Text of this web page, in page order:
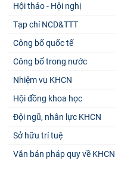
Hội thảo - Hội nghị
Tạp chí NCD&TTT
Công bố quốc tế
Công bố trong nước
Nhiệm vụ KHCN
Hội đồng khoa học
Đội ngũ, nhân lực KHCN
Sở hữu trí tuệ
Văn bản pháp quy về KHCN